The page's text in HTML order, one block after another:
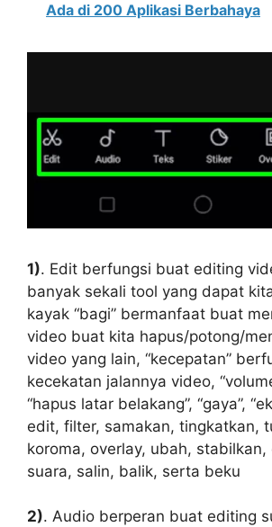
Ada di 200 Aplikasi Berbahaya
1). Edit berfungsi buat editing
banyak sekali tool yang dapat
kayak “bagi” bermanfaat buat
video buat kita hapus/potong/
video yang lain, “kecepatan”
kecekatan jalannya video,
“hapus latar belakang”, “gaya”,
edit, filter, samakan, tingkatkan,
koroma, overlay, ubah,
suara, salin, balik, serta beku
2). Audio berperan buat editing